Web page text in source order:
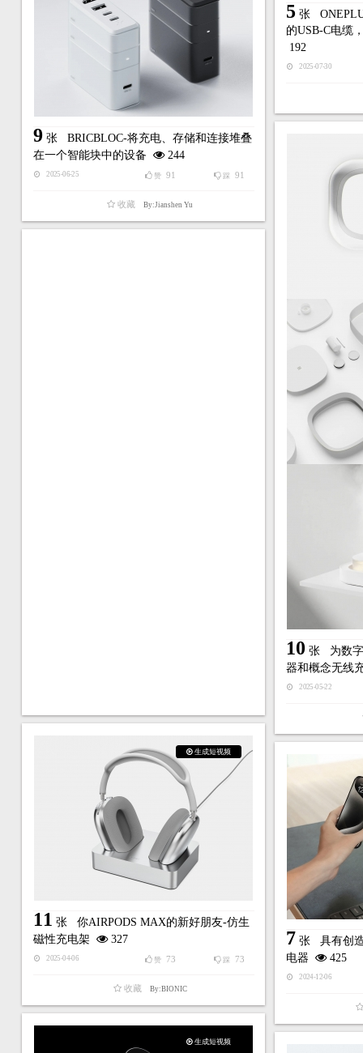
5张
的USB-C电缆
192
2025-07-30
9张 BRICBLOC-将充电、存储和连接堆叠
在一个智能块中的设备
244
2025-06-25 踩 91
赞 91
收藏 By:Jianshen Yu
10 张 为数
器和概念无线
2025-05-22
生成短视频
11 张 你AIRPODS MAX的新好朋友-仿生
磁性充电架
327
2025-04-06 踩 73
赞 73
收藏 By:BIONIC
7 张 具有创
电器
425
2024-12-06
生成短视频